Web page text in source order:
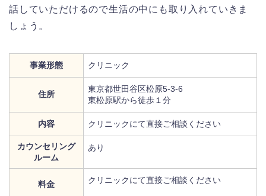
話していただけるので生活の中にも取り入れていきま
しょう。
事業形態 クリニック
住所
東京都世田谷区松原5-3-6
東松原駅から徒歩１分
内容 クリニックにて直接ご相談ください
カウンセリング
ルーム
あり
料金 クリニックにて直接ご相談ください